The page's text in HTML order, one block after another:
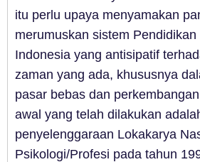
itu perlu upaya menyamakan
merumuskan sistem Pendidikan
Indonesia yang antisipatif
zaman yang ada, khususnya
pasar bebas dan
awal yang telah dilakukan
penyelenggaraan Lokakarya
Psikologi/Profesi pada tahun